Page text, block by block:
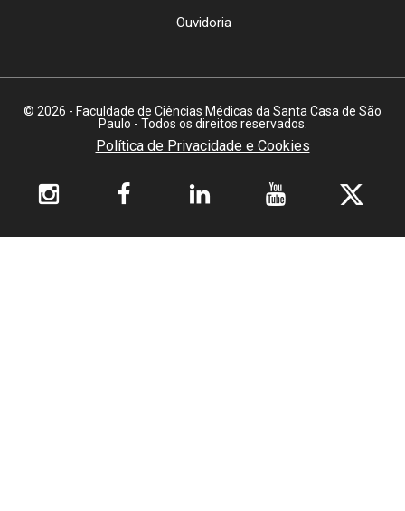
Ouvidoria
© 2026 - Faculdade de Ciências Médicas da Santa Casa de São
Paulo - Todos os direitos reservados.
Política de Privacidade e Cookies